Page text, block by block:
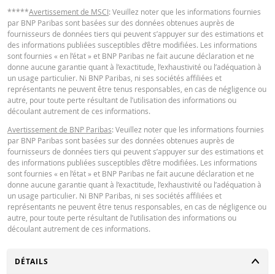
disponibles sur demande auprès de BNP Paribas.
*****Avertissement de MSCI: Veuillez noter que les informations fournies
par BNP Paribas sont basées sur des données obtenues auprès de
fournisseurs de données tiers qui peuvent s’appuyer sur des estimations et
des informations publiées susceptibles d’être modifiées. Les informations
sont fournies « en l’état » et BNP Paribas ne fait aucune déclaration et ne
donne aucune garantie quant à l’exactitude, l’exhaustivité ou l’adéquation à
un usage particulier. Ni BNP Paribas, ni ses sociétés affiliées et
représentants ne peuvent être tenus responsables, en cas de négligence ou
autre, pour toute perte résultant de l’utilisation des informations ou
découlant autrement de ces informations.
Avertissement de BNP Paribas: Veuillez noter que les informations fournies
par BNP Paribas sont basées sur des données obtenues auprès de
fournisseurs de données tiers qui peuvent s’appuyer sur des estimations et
des informations publiées susceptibles d’être modifiées. Les informations
sont fournies « en l’état » et BNP Paribas ne fait aucune déclaration et ne
donne aucune garantie quant à l’exactitude, l’exhaustivité ou l’adéquation à
un usage particulier. Ni BNP Paribas, ni ses sociétés affiliées et
représentants ne peuvent être tenus responsables, en cas de négligence ou
autre, pour toute perte résultant de l’utilisation des informations ou
découlant autrement de ces informations.
CHANGER
DÉTAILS